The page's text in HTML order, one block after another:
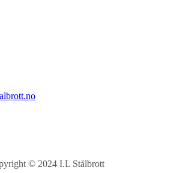
© 2024 I.L Stålbrott